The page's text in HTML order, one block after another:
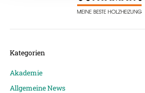
Datenschutzerklärung.
Kategorien
Akademie
Allgemeine News